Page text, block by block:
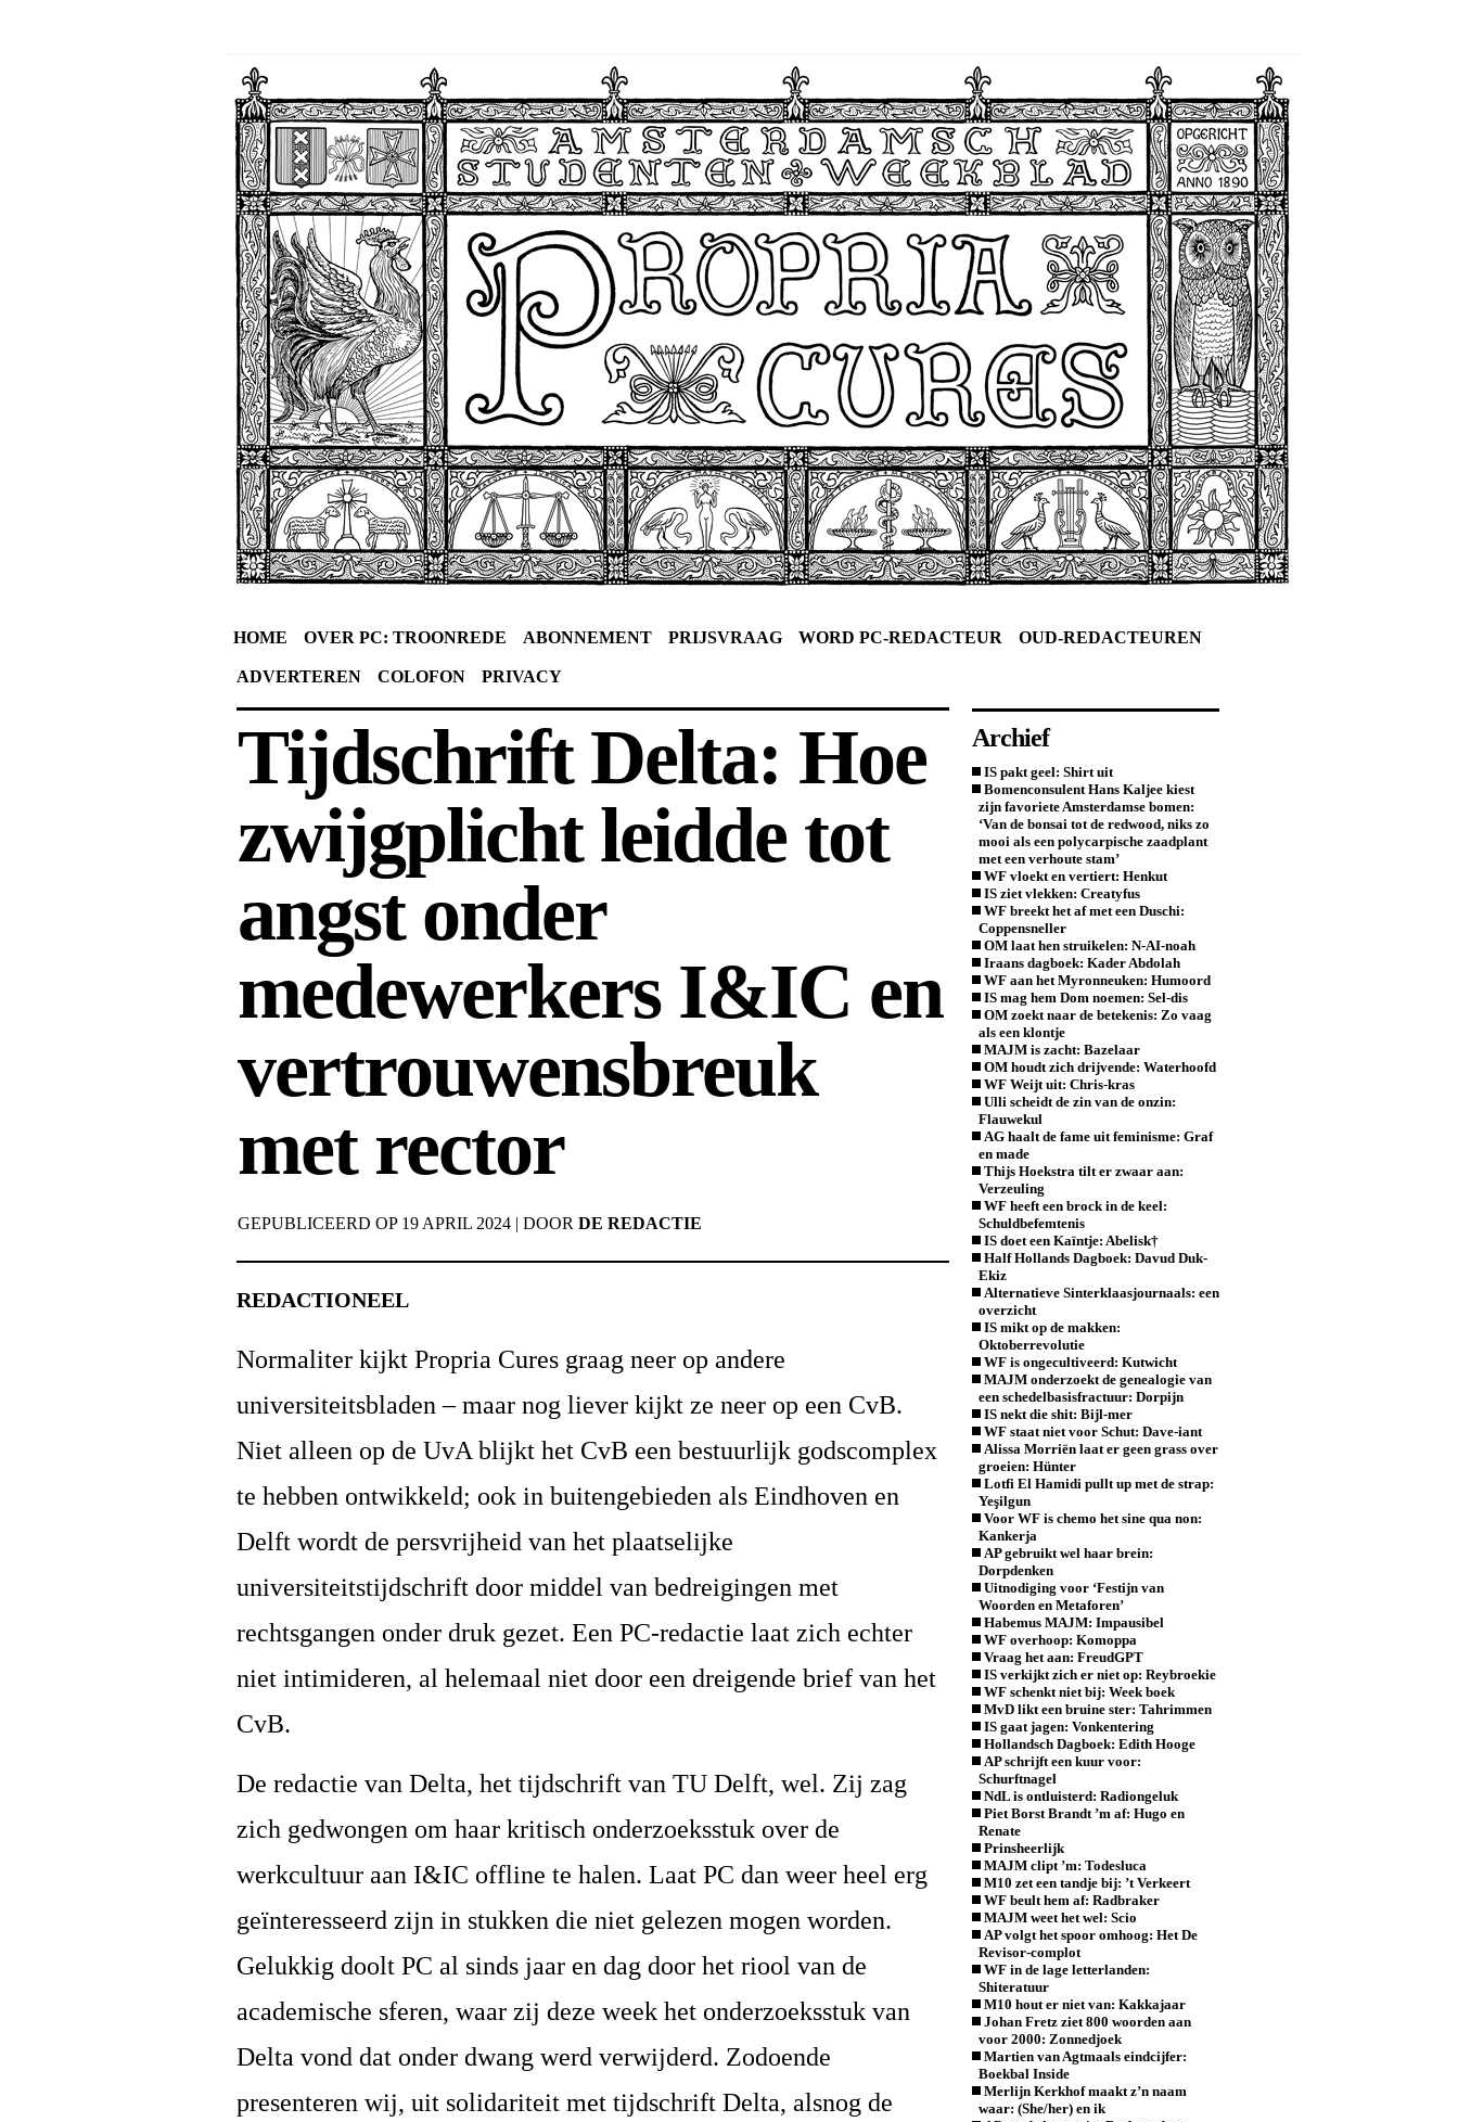
HOME OVER PC: TROONREDE ABONNEMENT PRIJSVRAAG WORD PC-REDACTEUR OUD-REDACTEUREN
ADVERTEREN COLOFON PRIVACY
Tijdschrift Delta: Hoe
zwijgplicht leidde tot
angst onder
medewerkers I&IC en
vertrouwensbreuk
met rector
GEPUBLICEERD OP 19 APRIL 2024 |DOOR DE REDACTIE
REDACTIONEEL
Normaliter kijkt Propria Cures graag neer op andere
universiteitsbladen – maar nog liever kijkt ze neer op een CvB.
Niet alleen op de UvA blijkt het CvB een bestuurlijk godscomplex
te hebben ontwikkeld; ook in buitengebieden als Eindhoven en
Delft wordt de persvrijheid van het plaatselijke
universiteitstijdschrift door middel van bedreigingen met
rechtsgangen onder druk gezet. Een PC-redactie laat zich echter
niet intimideren, al helemaal niet door een dreigende brief van het
CvB.
De redactie van Delta, het tijdschrift van TU Delft, wel. Zij zag
zich gedwongen om haar kritisch onderzoeksstuk over de
werkcultuur aan I&IC offline te halen. Laat PC dan weer heel erg
geïnteresseerd zijn in stukken die niet gelezen mogen worden.
Gelukkig doolt PC al sinds jaar en dag door het riool van de
academische sferen, waar zij deze week het onderzoeksstuk van
Delta vond dat onder dwang werd verwijderd. Zodoende
presenteren wij, uit solidariteit met tijdschrift Delta, alsnog de
Archief
IS pakt geel: Shirt uit
Bomenconsulent Hans Kaljee kiest
zijn favoriete Amsterdamse bomen:
‘Van de bonsai tot de redwood, niks zo
mooi als een polycarpische zaadplant
met een verhoute stam’
WF vloekt en vertiert: Henkut
IS ziet vlekken: Creatyfus
WF breekt het af met een Duschi:
Coppensneller
OM laat hen struikelen: N-AI-noah
Iraans dagboek: Kader Abdolah
WF aan het Myronneuken: Humoord
IS mag hem Dom noemen: Sel-dis
OM zoekt naar de betekenis: Zo vaag
als een klontje
MAJM is zacht: Bazelaar
OM houdt zich drijvende: Waterhoofd
WF Weijt uit: Chris-kras
Ulli scheidt de zin van de onzin:
Flauwekul
AG haalt de fame uit feminisme: Graf
en made
Thijs Hoekstra tilt er zwaar aan:
Verzeuling
WF heeft een brock in de keel:
Schuldbefemtenis
IS doet een Kaïntje: Abelisk†
Half Hollands Dagboek: Davud Duk-
Ekiz
Alternatieve Sinterklaasjournaals: een
overzicht
IS mikt op de makken:
Oktoberrevolutie
WF is ongecultiveerd: Kutwicht
MAJM onderzoekt de genealogie van
een schedelbasisfractuur: Dorpijn
IS nekt die shit: Bijl-mer
WF staat niet voor Schut: Dave-iant
Alissa Morriën laat er geen grass over
groeien: Hünter
Lotfi El Hamidi pullt up met de strap:
Yeşilgun
Voor WF is chemo het sine qua non:
Kankerja
AP gebruikt wel haar brein:
Dorpdenken
Uitnodiging voor ‘Festijn van
Woorden en Metaforen’
Habemus MAJM: Impausibel
WF overhoop: Komoppa
Vraag het aan: FreudGPT
IS verkijkt zich er niet op: Reybroekie
WF schenkt niet bij: Week boek
MvD likt een bruine ster: Tahrimmen
IS gaat jagen: Vonkentering
Hollandsch Dagboek: Edith Hooge
AP schrijft een kuur voor:
Schurftnagel
NdL is ontluisterd: Radiongeluk
Piet Borst Brandt ’m af: Hugo en
Renate
Prinsheerlijk
MAJM clipt ’m: Todesluca
M10 zet een tandje bij: ’t Verkeert
WF beult hem af: Radbraker
MAJM weet het wel: Scio
AP volgt het spoor omhoog: Het De
Revisor-complot
WF in de lage letterlanden:
Shiteratuur
M10 hout er niet van: Kakkajaar
Johan Fretz ziet 800 woorden aan
voor 2000: Zonnedjoek
Martien van Agtmaals eindcijfer:
Boekbal Inside
Merlijn Kerkhof maakt z’n naam
waar: (She/her) en ik